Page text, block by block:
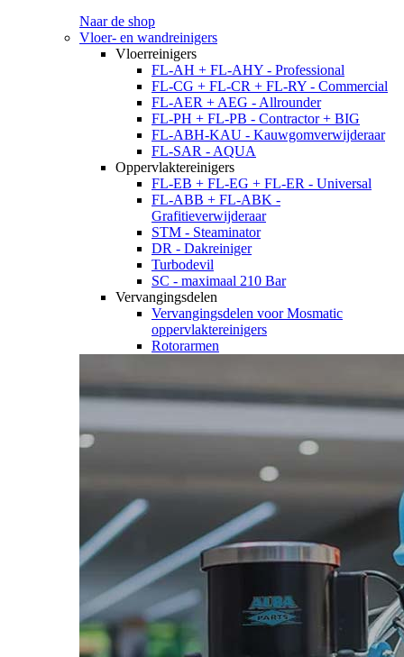
Naar de shop
Vloer- en wandreinigers
Vloerreinigers
FL-AH + FL-AHY - Professional
FL-CG + FL-CR + FL-RY - Commercial
FL-AER + AEG - Allrounder
FL-PH + FL-PB - Contractor + BIG
FL-ABH-KAU - Kauwgomverwijderaar
FL-SAR - AQUA
Oppervlaktereinigers
FL-EB + FL-EG + FL-ER - Universal
FL-ABB + FL-ABK -
Grafitieverwijderaar
STM - Steaminator
DR - Dakreiniger
Turbodevil
SC - maximaal 210 Bar
Vervangingsdelen
Vervangingsdelen voor Mosmatic
oppervlaktereinigers
Rotorarmen